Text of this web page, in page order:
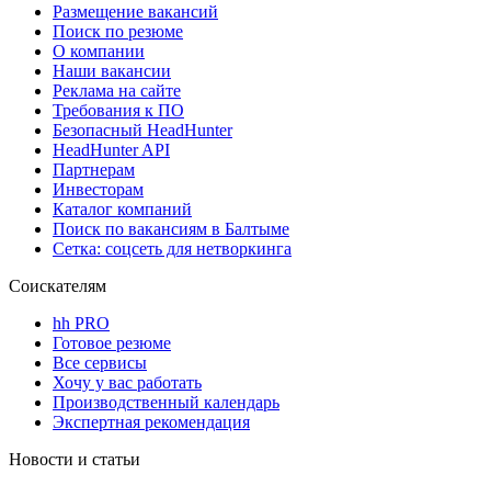
Размещение вакансий
Поиск по резюме
О компании
Наши вакансии
Реклама на сайте
Требования к ПО
Безопасный HeadHunter
HeadHunter API
Партнерам
Инвесторам
Каталог компаний
Поиск по вакансиям в Балтыме
Сетка: соцсеть для нетворкинга
Соискателям
hh PRO
Готовое резюме
Все сервисы
Хочу у вас работать
Производственный календарь
Экспертная рекомендация
Новости и статьи